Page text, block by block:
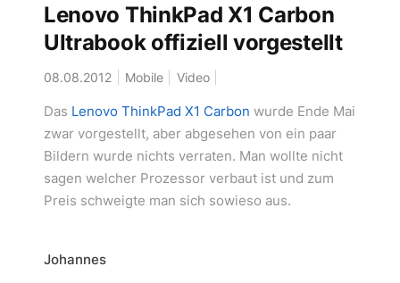
Lenovo ThinkPad X1 Carbon
Ultrabook offiziell vorgestellt
08.08.2012 Mobile Video
Das Lenovo ThinkPad X1 Carbon wurde Ende Mai
zwar vorgestellt, aber abgesehen von ein paar
Bildern wurde nichts verraten. Man wollte nicht
sagen welcher Prozessor verbaut ist und zum
Preis schweigte man sich sowieso aus.
Johannes